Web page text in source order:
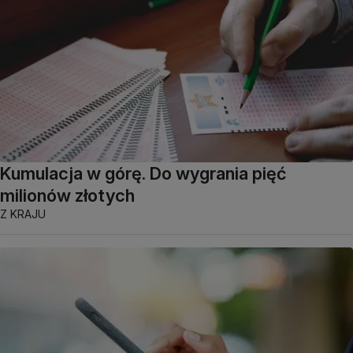
Kumulacja w górę. Do wygrania pięć
milionów złotych
Z KRAJU